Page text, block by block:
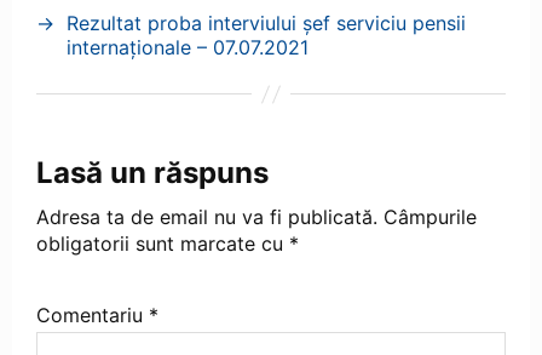
→ Rezultat proba interviului șef serviciu pensii
internaționale – 07.07.2021
Lasă un răspuns
Adresa ta de email nu va fi publicată. Câmpurile
obligatorii sunt marcate cu *
Comentariu *